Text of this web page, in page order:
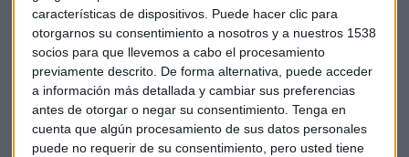
características de dispositivos. Puede hacer clic para
otorgarnos su consentimiento a nosotros y a nuestros 1538
socios para que llevemos a cabo el procesamiento
previamente descrito. De forma alternativa, puede acceder
a información más detallada y cambiar sus preferencias
antes de otorgar o negar su consentimiento. Tenga en
cuenta que algún procesamiento de sus datos personales
puede no requerir de su consentimiento, pero usted tiene